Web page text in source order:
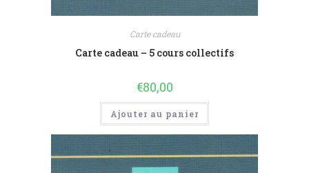
Carte cadeau
Carte cadeau – 5 cours collectifs
€80,00
Ajouter au panier